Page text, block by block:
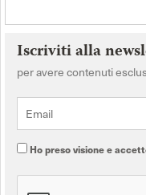
Iscriviti alla
per avere contenuti
Ho preso visione e